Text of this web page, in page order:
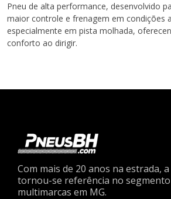
Pneu de alta performance, desenvolvido
maior controle e frenagem em condições
especialmente em pista molhada,
conforto ao dirigir.
Com mais de 20 anos na estrada,
tornou-se referência no
multimarcas em MG.